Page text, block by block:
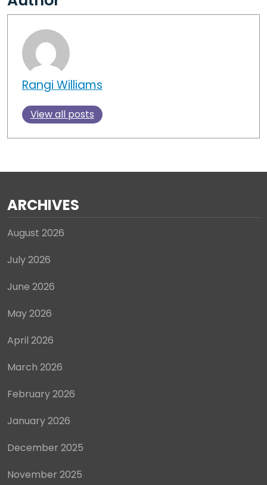
Rangi Williams
View all posts
ARCHIVES
August 2026
July 2026
June 2026
May 2026
April 2026
March 2026
February 2026
January 2026
December 2025
November 2025